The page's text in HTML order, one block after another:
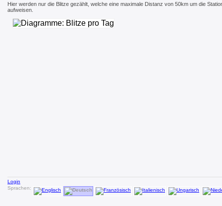
Hier werden nur die Blitze gezählt, welche eine maximale Distanz von 50km um die
aufweisen.
Login
Sprachen: